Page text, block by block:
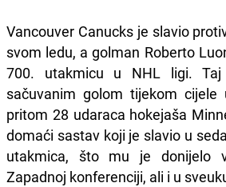
Vancouver Canucks je slavio
svom ledu, a golman Roberto
700. utakmicu u NHL ligi.
sačuvanim golom tijekom cijele
pritom 28 udaraca hokejaša
domaći sastav koji je slavio u
utakmica, što mu je donijelo
Zapadnoj konferenciji, ali i u